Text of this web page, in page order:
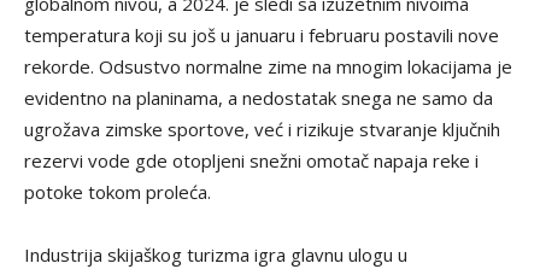
temperatura koji su još u januaru i februaru postavili nove
rekorde. Odsustvo normalne zime na mnogim lokacijama je
evidentno na planinama, a nedostatak snega ne samo da
ugrožava zimske sportove, već i rizikuje stvaranje ključnih
rezervi vode gde otopljeni snežni omotač napaja reke i
potoke tokom proleća.
Industrija skijaškog turizma igra glavnu ulogu u